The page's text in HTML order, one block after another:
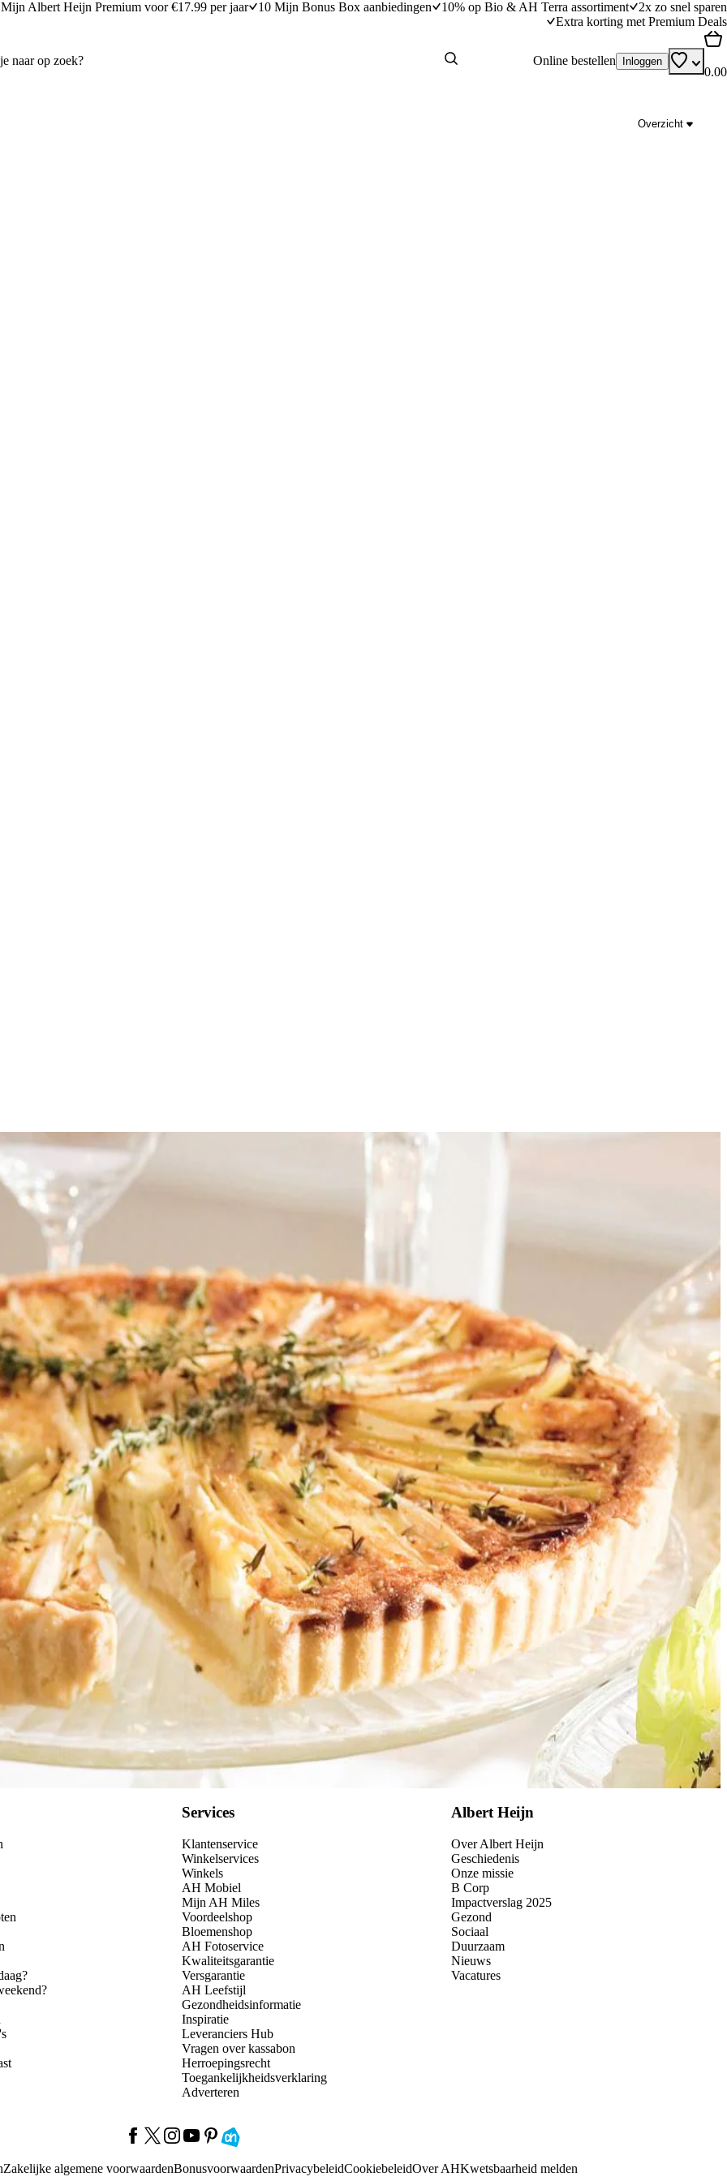
Mijn Albert Heijn Premium voor €17.99 per jaar 10 Mijn Bonus Box aanbiedingen 10% op Bio & AH Terra assortiment
2x zo snel sparen
Extra korting met Premium Deals
Online bestellen Inloggen
0.00
Overzicht
mengsel. Schep er 1 ei en 1 el koud water door en kneed tot een deegbal. Laat het deeg 30 min. afgedekt rusten. Snijd de preien
olie in een koekenpan, leg de prei erin en voeg peper en zout toe. Besprenkel met het citroensap en 2-3 el water. Smoor afgedekt in 8-10
vlak uit tot een ronde lap met een doorsnede van 34 cm. Bekleed er de taartvorm mee, druk het aan de rand goed aan. Snijd het
nootmuskaat en peper en zout. Schenk dit mengsel in de taartbodem en leg de prei er in een cirkel in. Bestrooi met peper en de
in de oven en bak de taart in 35-40 min. goudbruin en gaar. Laat afkoelen tot kamertemperatuur.
in de koelkast. Warm de volgende dag in 15 min. op in een oven van 160 °C.
Wat vond je van dit recept?
Services
Klantenservice
Winkelservices
Winkels
AH Mobiel
Mijn AH Miles
Voordeelshop
Bloemenshop
AH Fotoservice
Kwaliteitsgarantie
Versgarantie
AH Leefstijl
Gezondheidsinformatie
Inspiratie
Leveranciers Hub
Vragen over kassabon
Herroepingsrecht
Toegankelijkheidsverklaring
Adverteren
Albert Heijn
Over Albert Heijn
Geschiedenis
Onze missie
B Corp
Impactverslag 2025
Gezond
Sociaal
Duurzaam
Nieuws
Vacatures
Zakelijke algemene voorwaardenBonusvoorwaardenPrivacybeleidCookiebeleidOver AHKwetsbaarheid melden